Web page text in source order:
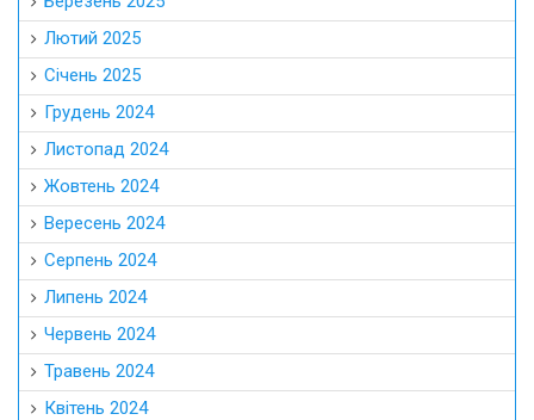
Лютий 2025
Січень 2025
Грудень 2024
Листопад 2024
Жовтень 2024
Вересень 2024
Серпень 2024
Липень 2024
Червень 2024
Травень 2024
Квітень 2024